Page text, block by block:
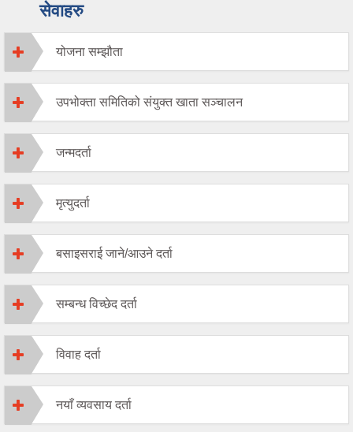
सेवाहरु
योजना सम्झौता
उपभोक्ता समितिको संयुक्त खाता सञ्चालन
जन्मदर्ता
मृत्युदर्ता
बसाइसराई जाने/आउने दर्ता
सम्बन्ध विच्छेद दर्ता
विवाह दर्ता
नयाँ व्यवसाय दर्ता